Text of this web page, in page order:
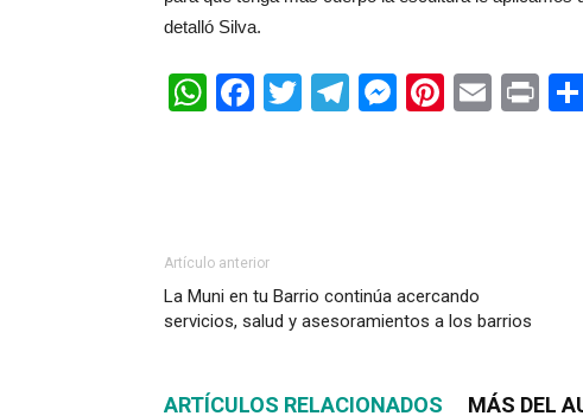
detalló Silva.
WhatsApp
Facebook
Twitter
Telegram
Artículo anterior
La Muni en tu Barrio continúa acercando
servicios, salud y asesoramientos a los barrios
ARTÍCULOS RELACIONADOS MÁS DEL